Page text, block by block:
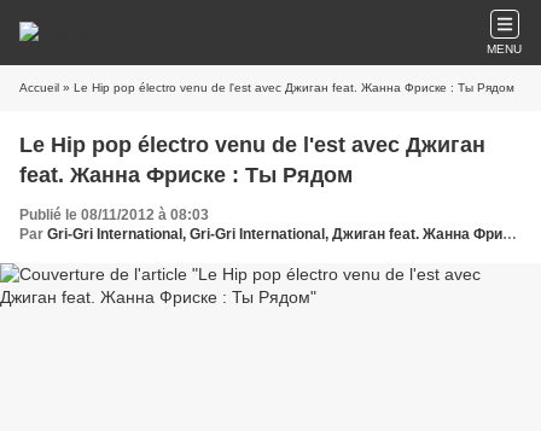
MENU
Accueil » Le Hip pop électro venu de l'est avec Джиган feat. Жанна Фриске : Ты Рядом
Le Hip pop électro venu de l'est avec Джиган
feat. Жанна Фриске : Ты Рядом
Publié le 08/11/2012 à 08:03
Par Gri-Gri International, Gri-Gri International, Джиган feat. Жанна Фриске , Ma solange oussou, New York, Blues, France, Love Paris, Sony, Europe